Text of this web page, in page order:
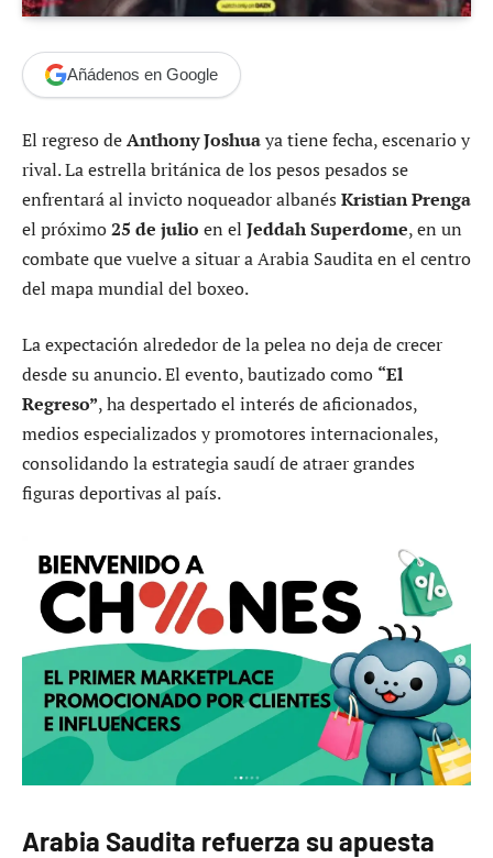
Añádenos en Google
El regreso deAnthony Joshuaya tiene fecha, escenario y
rival. La estrella británica de los pesos pesados se
enfrentará al invicto noqueador albanés Kristian Prenga
el próximo25 de julio en el Jeddah Superdome, en un
combate que vuelve a situar a Arabia Saudita en el centro
del mapa mundial del boxeo.
La expectación alrededor de la pelea no deja de crecer
desde su anuncio. El evento, bautizado como “El
Regreso”, ha despertado el interés de aficionados,
medios especializados y promotores internacionales,
consolidando la estrategia saudí de atraer grandes
figuras deportivas al país.
Arabia Saudita refuerza su apuesta